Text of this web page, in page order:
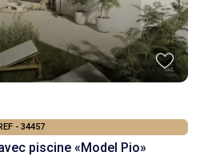
- 34457
piscine «Model Pio»